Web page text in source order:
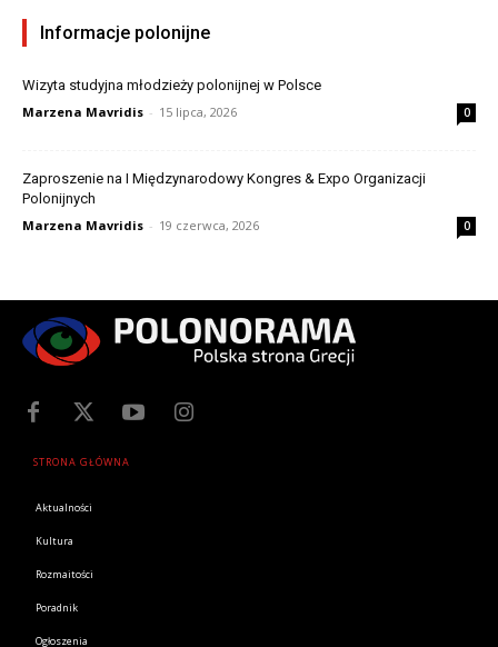
Informacje polonijne
Wizyta studyjna młodzieży polonijnej w Polsce
Marzena Mavridis - 15 lipca, 2026 0
Zaproszenie na I Międzynarodowy Kongres & Expo Organizacji
Polonijnych
Marzena Mavridis - 19 czerwca, 2026 0
STRONA GŁÓWNA
Aktualności
Kultura
Rozmaitości
Poradnik
Ogłoszenia